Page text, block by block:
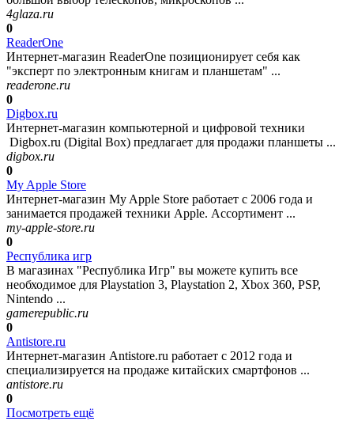
4glaza.ru
0
ReaderOne
Интернет-магазин ReaderOne позиционирует себя как
"эксперт по электронным книгам и планшетам" ...
readerone.ru
0
Digbox.ru
Интернет-магазин компьютерной и цифровой техники
Digbox.ru (Digital Box) предлагает для продажи планшеты ...
digbox.ru
0
My Apple Store
Интернет-магазин My Apple Store работает с 2006 года и
занимается продажей техники Apple. Ассортимент ...
my-apple-store.ru
0
Республика игр
В магазинах "Республика Игр" вы можете купить все
необходимое для Playstation 3, Playstation 2, Xbox 360, PSP,
Nintendo ...
gamerepublic.ru
0
Antistore.ru
Интернет-магазин Antistore.ru работает с 2012 года и
специализируется на продаже китайских смартфонов ...
antistore.ru
0
Посмотреть ещё